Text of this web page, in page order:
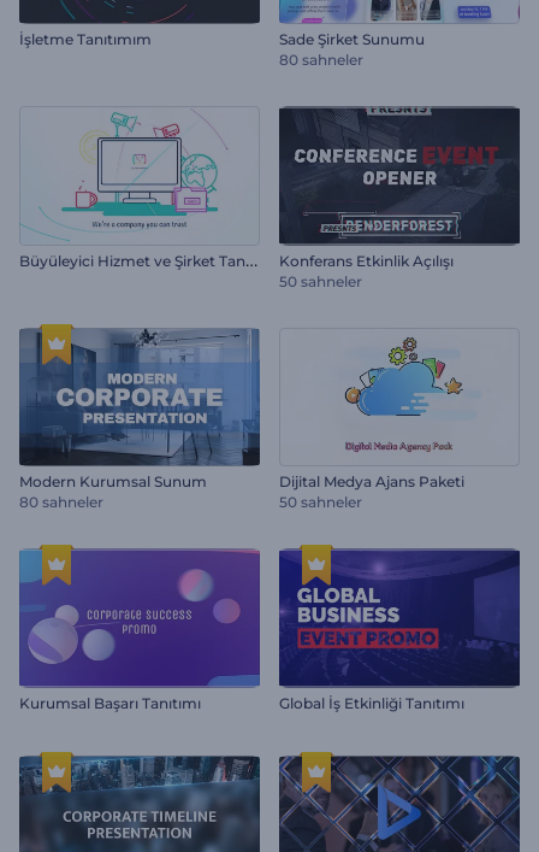
İşletme Tanıtımım
Sade Şirket Sunumu
80 sahneler
B
üyüleyici Hizmet ve Şirket Tanıtım
Konferans Etkinlik Açılışı
50 sahneler
Modern Kurumsal Sunum
80 sahneler
Dijital Medya Ajans Paketi
50 sahneler
Kurumsal Başarı Tanıtımı Global İş Etkinliği Tanıtımı